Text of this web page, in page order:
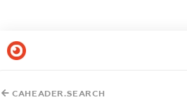
CAHEADER.SEARCH